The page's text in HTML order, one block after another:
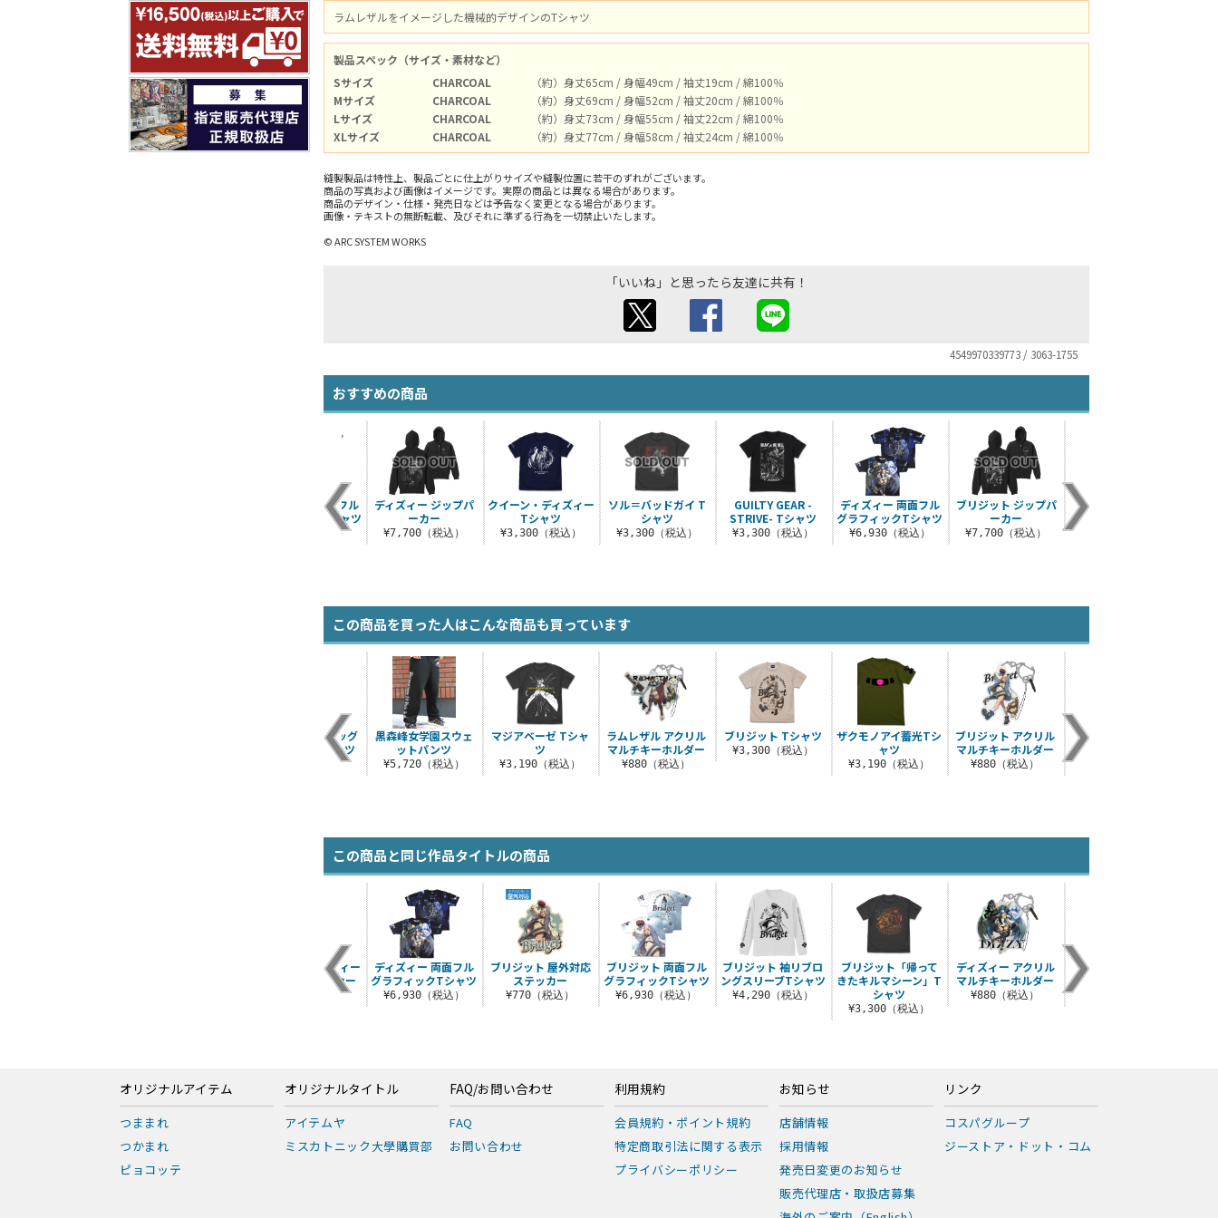
ラムレザルをイメージした機械的デザインのTシャツ
製品スペック（サイズ・素材など）
Sサイズ
CHARCOAL
（約）身丈65cm / 身幅49cm / 袖丈19cm / 綿100％
Mサイズ
CHARCOAL
（約）身丈69cm / 身幅52cm / 袖丈20cm / 綿100％
Lサイズ
CHARCOAL
（約）身丈73cm / 身幅55cm / 袖丈22cm / 綿100％
XLサイズ
CHARCOAL （約）身丈77cm / 身幅58cm / 袖丈24cm / 綿100％
縫製製品は特性上、製品ごとに仕上がりサイズや縫製位置に若干のずれがございます。
商品の写真および画像はイメージです。実際の商品とは異なる場合があります。
商品のデザイン・仕様・発売日などは予告なく変更となる場合があります。
画像・テキストの無断転載、及びそれに準ずる行為を一切禁止いたします。
© ARC SYSTEM WORKS
「いいね」と思ったら友達に共有！
4549970339773 / 3063-1755
おすすめの商品
ソル＝バッドガイ T
シャツ
¥3,300（税込）
GUILTY GEAR -
STRIVE- Tシャツ
¥3,300（税込）
ディズィー 両面フル
グラフィックTシャツ
¥6,930（税込）
ブリジット ジップパ
ーカー
¥7,700（税込）
ディズィー Tシャツ
¥3,300（税込）
ブリジット 両面フル
グラフィックTシャツ
¥6,930（税込）
ディズィー ジップパ
ーカー
¥7,700（税込）
クイーン・ディズィー
Tシャツ
¥3,300（税込）
この商品を買った人はこんな商品も買っています
ラムレザル アクリル
マルチキーホルダー
¥880（税込）
ブリジット Tシャツ
¥3,300（税込）
ザクモノアイ蓄光Tシ
ャツ
¥3,190（税込）
ブリジット アクリル
マルチキーホルダー
¥880（税込）
ラム レトロポップ T
黒森峰女学園 ビッグ
シルエットTシャツ
¥3,520（税込）
黒森峰女学園スウェ
ットパンツ
¥5,720（税込）
マジアベーゼ Tシャ
ツ
¥3,190（税込）
この商品と同じ作品タイトルの商品
ブリジット 両面フル
グラフィックTシャツ
¥6,930（税込）
ブリジット 袖リブロ
ングスリーブTシャツ
¥4,290（税込）
ブリジット「帰って
きたキルマシーン」T
シャツ
¥3,300（税込）
ディズィー アクリル
マルチキーホルダー
¥880（税込）
ラムレザル アクリル
マルチキーホルダー
クイーン・ディズィー
屋外対応ステッカー
¥770（税込）
ディズィー 両面フル
グラフィックTシャツ
¥6,930（税込）
ブリジット 屋外対応
ステッカー
¥770（税込）
オリジナルアイテム
つままれ
つかまれ
ピョコッテ
オリジナルタイトル
アイテムヤ
ミスカトニック大學購買部
FAQ/お問い合わせ
FAQ
お問い合わせ
利用規約
会員規約・ポイント規約
特定商取引法に関する表示
プライバシーポリシー
お知らせ
店舗情報
採用情報
発売日変更のお知らせ
販売代理店・取扱店募集
リンク
コスパグループ
ジーストア・ドット・コム